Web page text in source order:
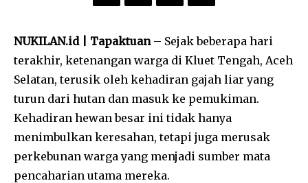
NUKILAN.id | Tapaktuan– Sejak beberapa hari
terakhir, ketenangan warga di Kluet Tengah, Aceh
Selatan, terusik oleh kehadiran gajah liar yang
turun dari hutan dan masuk ke pemukiman.
Kehadiran hewan besar ini tidak hanya
menimbulkan keresahan, tetapi juga merusak
perkebunan warga yang menjadi sumber mata
pencaharian utama mereka.